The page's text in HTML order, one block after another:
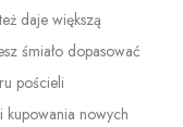
daje większą
śmiało dopasować
pościeli
nowych